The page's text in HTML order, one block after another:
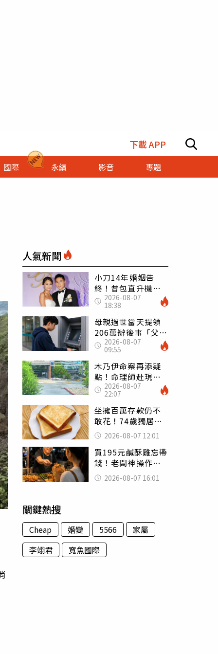
下載 APP
國際 永續 影音 專題
人氣新聞
小刀14年婚姻告
終！昔包直升機求
婚 豪砸545萬辦婚
禮還找連戰證婚
2026-08-07
18:38
母親過世當天提領
206萬辦後事「父子
遭判刑」 律師：
搶錢先下手是罪
2026-08-07
09:55
木乃伊命案再添疑
點！命理師赴現場
遇天候驟變 驚
喊：死者還有冤屈
2026-08-07
22:07
坐擁百萬存款仍不
敢花！74歲獨居翁
「1餐只吃1片吐
司」 半年後暴瘦
嚇壞女兒
2026-08-07 12:01
買195元鹹酥雞忘帶
錢！老闆神操作
「倒找5元」 全網
看哭：這就是台灣
2026-08-07 16:01
關鍵熱搜
Cheap 婚變 5566
家屬
李翊君
寬魚國際